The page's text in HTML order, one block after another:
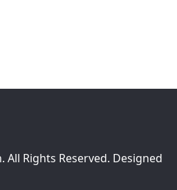
All Rights Reserved. Designed